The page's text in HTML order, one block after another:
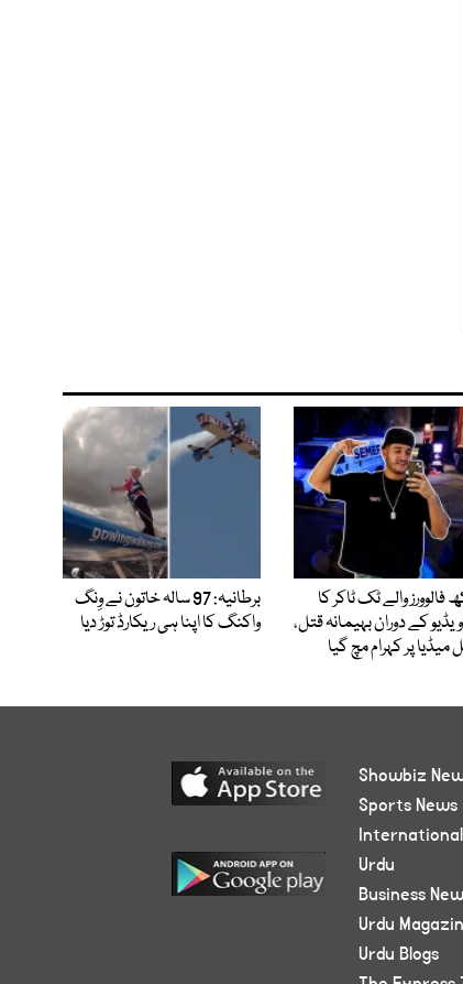
فالوورز والے ٹک ٹاکر کا
ویڈیو کے دوران بہیمانہ قتل،
پر کہرام مچ گیا
برطانیہ: 97 سالہ خاتون نے وِنگ
واکنگ کا اپنا ہی ریکارڈ توڑ دیا
Showbiz
Sports News
Urdu
Business
Urdu
Urdu Blogs